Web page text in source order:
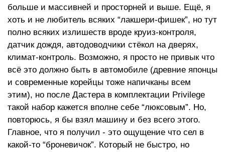
больше и массивней и просторней и выше. Ещё, я
хоть и не любитель всяких “лакшери-фишек”, но тут
полно всяких излишеств вроде круиз-контроля,
датчик дождя, автодоводчики стёкол на дверях,
климат-контроль. Возможно, я просто не привык что
всё это должно быть в автомобиле (древние японцы
и современные корейцы тоже напичканы всем
этим), но после Дастера в комплектации Privilege
такой набор кажется вполне себе “люксовым”. Но,
повторюсь, я бы взял машину и без всего этого.
Главное, что я получил - это ощущение что сел в
какой-то “броневичок”. Который не быстро, но